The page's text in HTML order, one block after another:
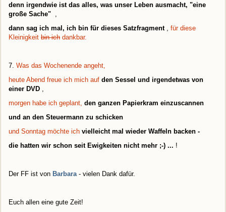
denn irgendwie ist das alles, was unser Leben ausmacht, "eine
große Sache"
dann sag ich mal, ich bin für dieses Satzfragment, für diese
Kleinigkeit bin ich dankbar.
7. Was das Wochenende angeht,
heute Abend freue ich mich auf den Sessel und irgendetwas von
einer DVD
morgen habe ich geplant, den ganzen Papierkram einzuscannen
und an den Steuermann zu schicken
und Sonntag möchte ich vielleicht mal wieder Waffeln backen -
die hatten wir schon seit Ewigkeiten nicht mehr ;-) ... !
Der FF ist von Barbara - vielen Dank dafür.
Euch allen eine gute Zeit!